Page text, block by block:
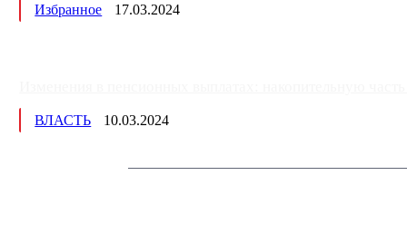
Избранное 17.03.2024
ВЛАСТЬ 10.03.2024